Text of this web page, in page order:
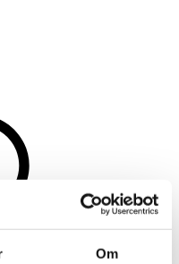
Om